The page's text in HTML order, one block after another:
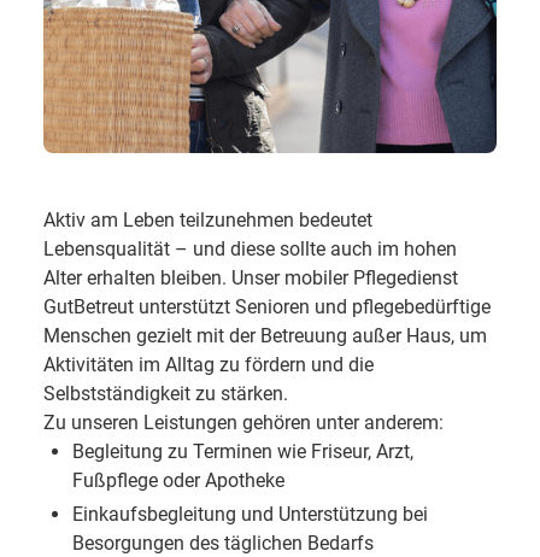
Aktiv am Leben teilzunehmen bedeutet
Lebensqualität – und diese sollte auch im hohen
Alter erhalten bleiben. Unser mobiler Pflegedienst
GutBetreut unterstützt Senioren und pflegebedürftige
Menschen gezielt mit der Betreuung außer Haus, um
Aktivitäten im Alltag zu fördern und die
Selbstständigkeit zu stärken.
Zu unseren Leistungen gehören unter anderem:
Begleitung zu Terminen wie Friseur, Arzt,
Fußpflege oder Apotheke
Einkaufsbegleitung und Unterstützung bei
Besorgungen des täglichen Bedarfs